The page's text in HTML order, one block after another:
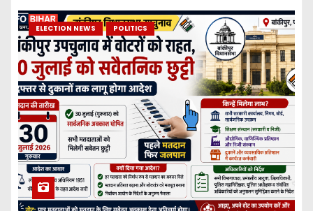
ELECTION NEWS POLITICS